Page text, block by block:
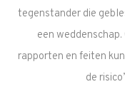
tegenstander die
een
rapporten en feiten
de